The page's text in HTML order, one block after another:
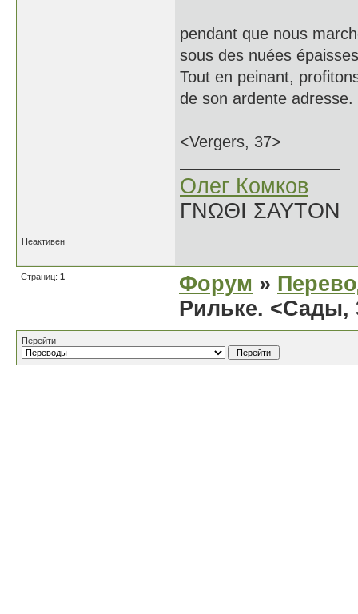
pendant que nous
sous des nuées
Tout en peinant,
de son ardente adresse.
<Vergers, 37>
Олег Комков
ΓΝΩΘΙ ΣΑΥΤΟΝ
Неактивен
Страниц: 1 Форум »
Рильке. <Сады,
Перейти